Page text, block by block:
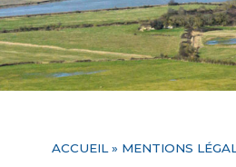
ACCUEIL» MENTIONS